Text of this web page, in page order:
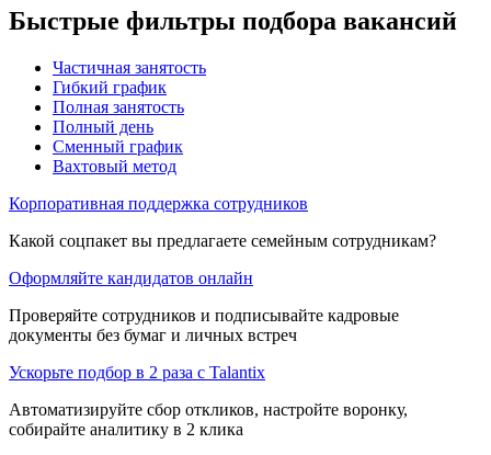
Быстрые фильтры подбора вакансий
Частичная занятость
Гибкий график
Полная занятость
Полный день
Сменный график
Вахтовый метод
Корпоративная поддержка сотрудников
Какой соцпакет вы предлагаете семейным сотрудникам?
Оформляйте кандидатов онлайн
Проверяйте сотрудников и подписывайте кадровые
документы без бумаг и личных встреч
Ускорьте подбор в 2 раза с Talantix
Автоматизируйте сбор откликов, настройте воронку,
собирайте аналитику в 2 клика